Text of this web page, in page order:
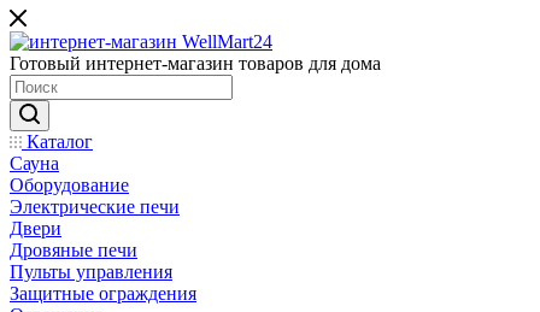
Готовый интернет-магазин товаров для дома
Каталог
Сауна
Оборудование
Электрические печи
Двери
Дровяные печи
Пульты управления
Защитные ограждения